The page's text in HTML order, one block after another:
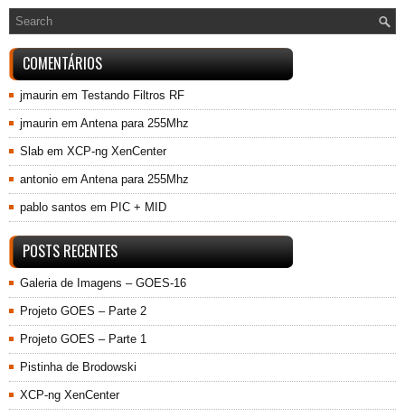
COMENTÁRIOS
jmaurin em Testando Filtros RF
jmaurin em Antena para 255Mhz
Slab em XCP-ng XenCenter
antonio em Antena para 255Mhz
pablo santos em PIC + MID
POSTS RECENTES
Galeria de Imagens – GOES-16
Projeto GOES – Parte 2
Projeto GOES – Parte 1
Pistinha de Brodowski
XCP-ng XenCenter